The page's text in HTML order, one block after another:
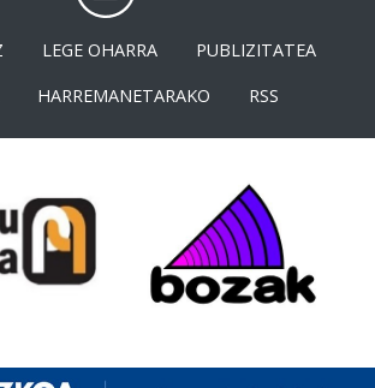
LEGE OHARRA
PUBLIZITATEA
HARREMANETARAKO RSS